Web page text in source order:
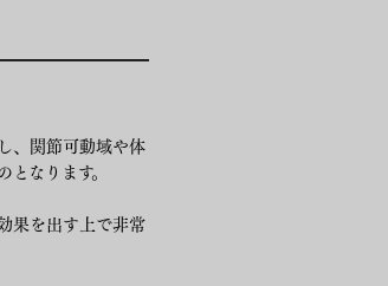
、関節可動域や体
なります。
果を出す上で非常